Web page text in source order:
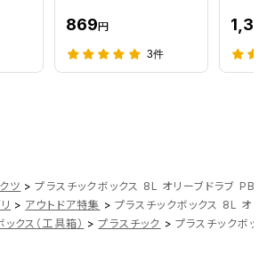
869円
3件
ツ > プラスチックボックス 8L オリーブドラブ
> アウトドア特集 > プラスチックボックス 8L オ
クス（工具箱） > プラスチック > プラスチックボ